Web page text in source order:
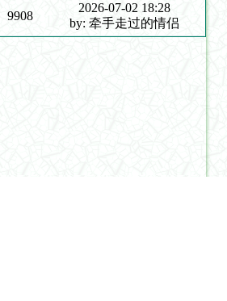
9908
2026-07-02 18:28
by: 牵手走过的情侣